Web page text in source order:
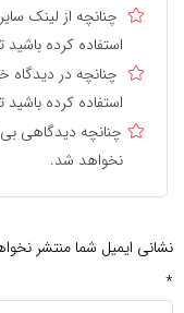
چنانچه از لینک سایر
استفاده کرده باشید
چنانچه در دیدگاه خود
استفاده کرده باشید
چنانچه دیدگاهی بی
نخواهد شد.
ایمیل شما منتشر نخواهد